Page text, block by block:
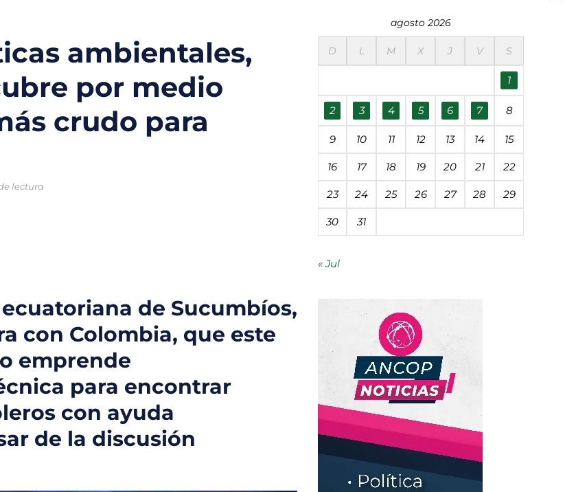
verdes que impulsan el desarrollo sostenible de las ciudades
combinará tecnología y ciencia para proteger los océanos
la movilidad sostenible que gana terreno en las ciudades
una crisis sin precedentes por el cambio climático
para la protección del medio ambiente y frenar la contaminación
verdes mediante el programa StartC
para convertir residuos en objetos y darles una segunda vida
ambientales,
por medio
crudo para
lectura
de Sucumbíos,
con Colombia, que este
emprende
para encontrar
con ayuda
de la discusión
agosto 2026
D L M X J V S
1
2 3 4 5 6 7 8
9 10 11 12 13 14 15
16 17 18 19 20 21 22
23 24 25 26 27 28 29
30 31
« Jul